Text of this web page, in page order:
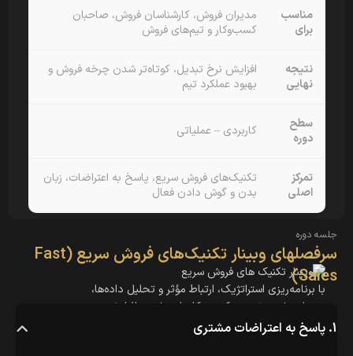
مناسب
برای
مدیران فروش، کارشناسان فروش، صاحبان
کسب‌وکار و تیم‌های فروش
نتیجه
نهایی
افزایش نرخ تبدیل، کوتاه‌تر شدن چرخه فروش و
بهبود عملکرد تیم
سطح
دوره
کاربردی – عملیاتی
تمرکز
اصلی
تکنیک‌های فروش سریع، پاسخ به اعتراضات، زبان
بدن و گوش دادن فعال
با برنامه‌ریزی استراتژیک، ارتباط مؤثر و تحلیل داده‌ها،
مدیران رشد و توسعه کسب‌وکار را به شدت افزایش
می‌دهند و تأثیر شگرفی بر عملکرد سازمان می‌گذارند
جلسه دوره
سرفصلهای وبینار تکنیک‌های فروش سریع (Fast
Sales)
1. پاسخ به اعتراضات مشتری